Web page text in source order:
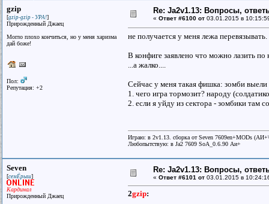
gzip
[gzip-gzip - УРА!]
Прирожденный Джаец
Могло плохо кончиться, но у меня харизма
дай божe!
Пол:
Репутация: +2
Re: Ja2v1.13: Вопросы,
« Ответ #6100 от 03.01.2015 в
не получается у меня лежа
В конфиге заявлено что можно лазить
...а жалко....
Сейчас у меня такая фишка: зомби выели
1. чего игра тормозит? народу
2. если я уйду из сектора - зомбики там
Играю: в 2v1.13. сборка от Seven 7609en+MODs
Любопытствую: в Ja2 7609 SoA_0.6.90 Аи+
Seven
[семЁрыш]
Кардинал
Прирожденный Джаец
Re: Ja2v1.13: Вопросы,
« Ответ #6101 от 03.01.2015 в
2gzip: